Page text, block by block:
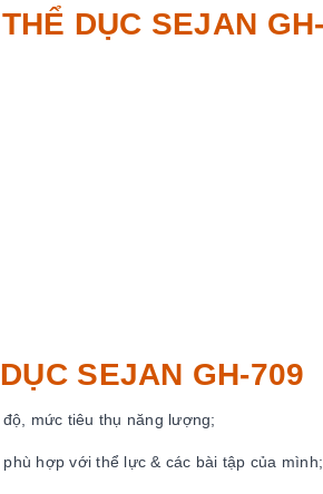
DỤC SEJAN
SEJAN GH-709
mức tiêu thụ năng lượng;
hợp với thể lực & các bài tập của mình;